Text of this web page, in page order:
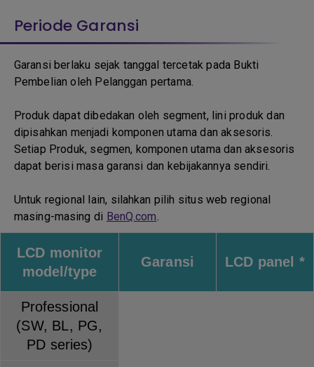
Periode Garansi
Garansi berlaku sejak tanggal tercetak pada Bukti
Pembelian oleh Pelanggan pertama.
Produk dapat dibedakan oleh segment, lini produk dan
dipisahkan menjadi komponen utama dan aksesoris.
Setiap Produk, segmen, komponen utama dan aksesoris
dapat berisi masa garansi dan kebijakannya sendiri.
Untuk regional lain, silahkan pilih situs web regional
masing-masing di BenQ.com.
LCD monitor
model/type
Garansi LCD panel *
Professional
(SW, BL, PG,
PD series)